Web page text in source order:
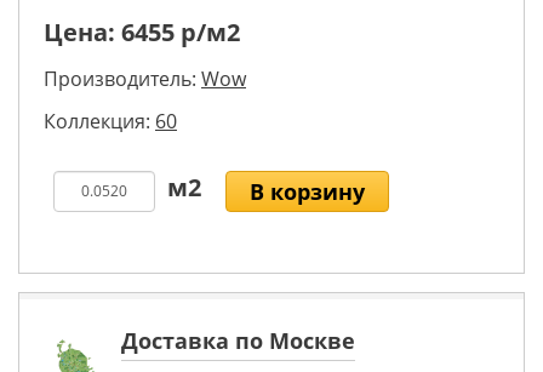
Цена: 6455 р/м2
Производитель: Wow
Коллекция: 60
В корзину
Доставка по Москве